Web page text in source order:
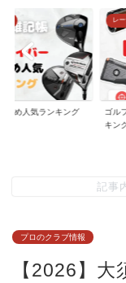
すめ人気ランキング
レ
ゴル
キン
記事
プロのクラブ情報
【2026】